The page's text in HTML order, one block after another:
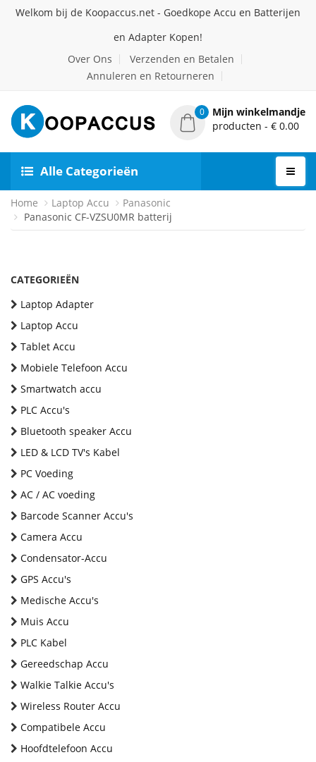
Welkom bij de Koopaccus.net - Goedkope Accu en Batterijen
en Adapter Kopen!
Over Ons
Verzenden en Betalen
Annuleren en Retourneren
0
Mijn winkelmandje
producten - € 0.00
Alle Categorieën
Home Laptop Accu
Panasonic
Panasonic CF-VZSU0MR batterij
CATEGORIEËN
Laptop Adapter
Laptop Accu
Tablet Accu
Mobiele Telefoon Accu
Smartwatch accu
PLC Accu's
Bluetooth speaker Accu
LED & LCD TV's Kabel
PC Voeding
AC / AC voeding
Barcode Scanner Accu's
Camera Accu
Condensator-Accu
GPS Accu's
Medische Accu's
Muis Accu
PLC Kabel
Gereedschap Accu
Walkie Talkie Accu's
Wireless Router Accu
Compatibele Accu
Hoofdtelefoon Accu